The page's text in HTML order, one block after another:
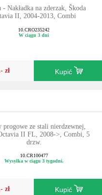
- Nakładka na zderzak, Škoda
II, 2004-2013, Combi
10.CRO235242
W ciągu 3 dni
zł Kupić
ze stali nierdzewnej,
II FL, 2008->, Combi, 5
drzw.
10.CR100477
Wysyłka w ciągu 3 tygodni.
zł Kupić